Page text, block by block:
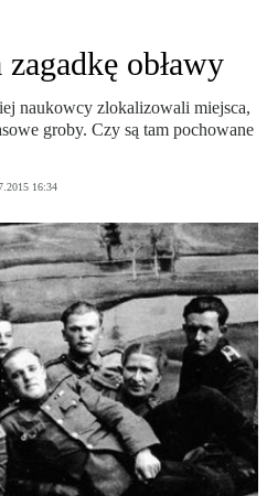
obławy
naukowcy zlokalizowali miejsca,
groby. Czy są tam pochowane
16:34